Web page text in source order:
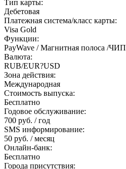
Тип карты:
Дебетовая
Платежная система/класс карты:
Visa Gold
Функции:
PayWave / Магнитная полоса /ЧИП
Валюта:
RUB/EUR?USD
Зона действия:
Международная
Стоимость выпуска:
Бесплатно
Годовое обслуживание:
700 руб. / год
SMS информирование:
50 руб. / месяц
Онлайн-банк:
Бесплатно
Города присутствия: